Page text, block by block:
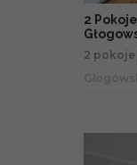
2
2 pokoje